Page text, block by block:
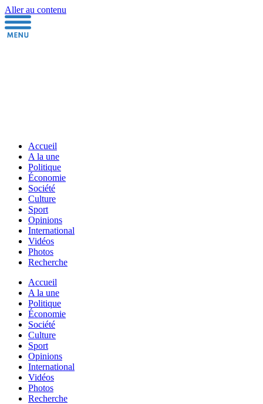
Aller au contenu
Accueil
A la une
Politique
Économie
Société
Culture
Sport
Opinions
International
Vidéos
Photos
Recherche
Accueil
A la une
Politique
Économie
Société
Culture
Sport
Opinions
International
Vidéos
Photos
Recherche